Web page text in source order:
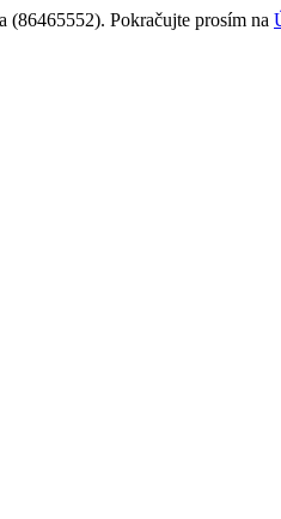
(86465552). Pokračujte prosím na